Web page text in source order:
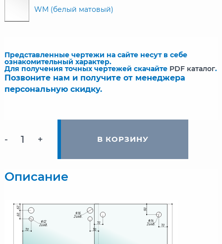
WM (белый матовый)
Представленные чертежи на сайте несут в себе
ознакомительный характер.
Для получения точных чертежей скачайте PDF каталог.
Позвоните нам и получите от менеджера
персональную скидку.
- + В КОРЗИНУ
Описание